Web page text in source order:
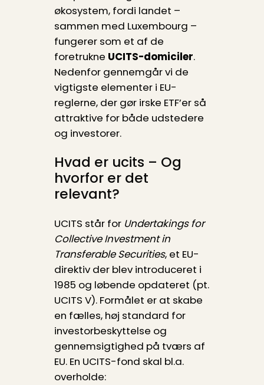
økosystem, fordi landet –
sammen med Luxembourg –
fungerer som et af de
foretrukne UCITS-domiciler.
Nedenfor gennemgår vi de
vigtigste elementer i EU-
reglerne, der gør irske ETF’er så
attraktive for både udstedere
og investorer.
Hvad er ucits – Og
hvorfor er det
relevant?
UCITS står for Undertakings for
Collective Investment in
Transferable Securities, et EU-
direktiv der blev introduceret i
1985 og løbende opdateret (pt.
UCITS V). Formålet er at skabe
en fælles, høj standard for
investorbeskyttelse og
gennemsigtighed på tværs af
EU. En UCITS-fond skal bl.a.
overholde: